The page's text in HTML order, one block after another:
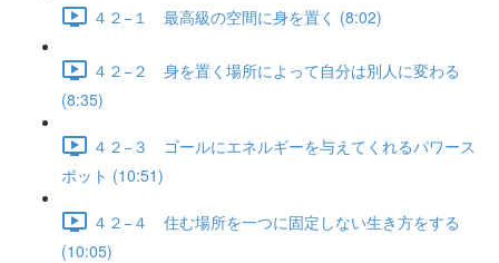
４２−１ 最高級の空間に身を置く (8:02)
４２−２ 身を置く場所によって自分は別人に変わる
(8:35)
４２−３ ゴールにエネルギーを与えてくれるパワース
ポット (10:51)
４２−４ 住む場所を一つに固定しない生き方をする
(10:05)